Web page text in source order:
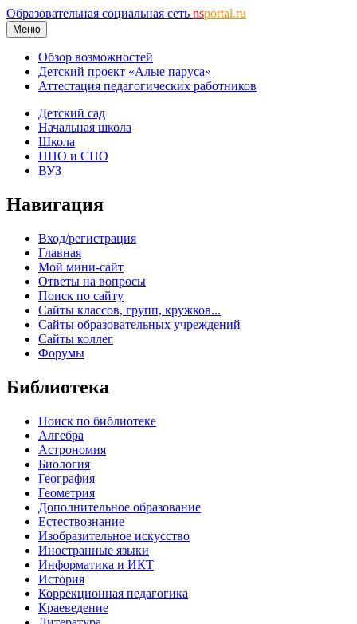
Образовательная социальная сеть nsportal.ru
Меню
Обзор возможностей
Детский проект «Алые паруса»
Аттестация педагогических работников
Детский сад
Начальная школа
Школа
НПО и СПО
ВУЗ
Навигация
Вход/регистрация
Главная
Мой мини-сайт
Ответы на вопросы
Поиск по сайту
Сайты классов, групп, кружков...
Сайты образовательных учреждений
Сайты коллег
Форумы
Библиотека
Поиск по библиотеке
Алгебра
Астрономия
Биология
География
Геометрия
Дополнительное образование
Естествознание
Изобразительное искусство
Иностранные языки
Информатика и ИКТ
История
Коррекционная педагогика
Краеведение